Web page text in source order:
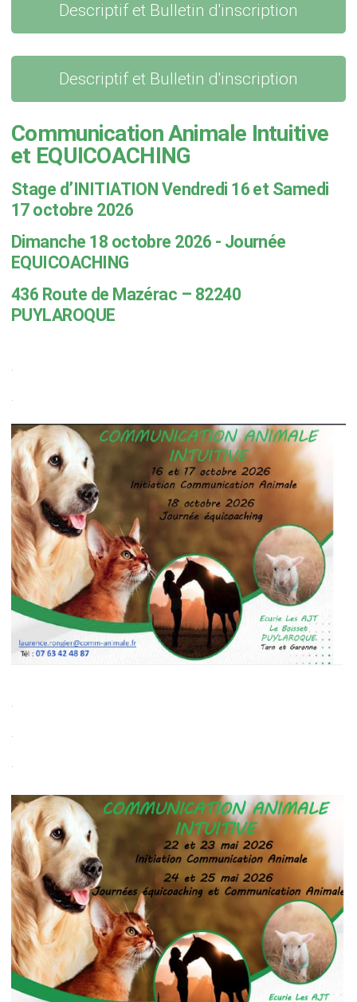
Descriptif et Bulletin d'inscription
Descriptif et Bulletin d'inscription
Communication Animale Intuitive
et EQUICOACHING
Stage d’INITIATION Vendredi 16 et Samedi
17 octobre 2026
Dimanche 18 octobre 2026 - Journée
EQUICOACHING
436 Route de Mazérac – 82240
PUYLAROQUE
.
.
.